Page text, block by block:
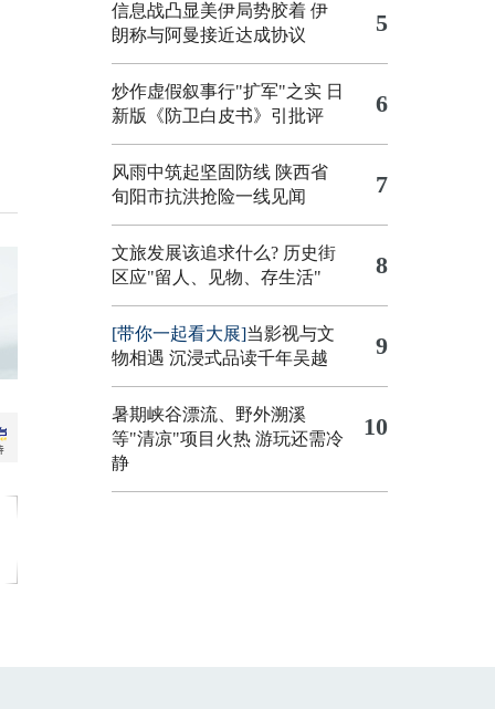
信息战凸显美伊局势胶着 伊
朗称与阿曼接近达成协议
5
炒作虚假叙事行"扩军"之实 日
新版《防卫白皮书》引批评
6
风雨中筑起坚固防线 陕西省
旬阳市抗洪抢险一线见闻
7
文旅发展该追求什么? 历史街
区应"留人、见物、存生活"
8
[带你一起看大展]当影视与文
物相遇 沉浸式品读千年吴越
9
暑期峡谷漂流、野外溯溪
等"清凉"项目火热 游玩还需冷
静
10